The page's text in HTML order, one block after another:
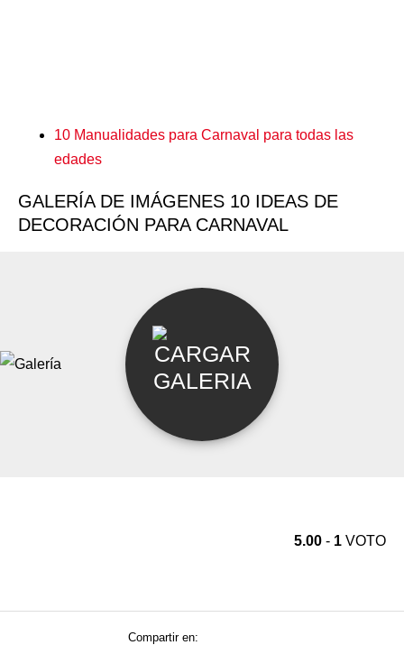
10 Manualidades para Carnaval para todas las
edades
GALERÍA DE IMÁGENES 10 IDEAS DE
DECORACIÓN PARA CARNAVAL
5.00 - 1 VOTO
Compartir en: